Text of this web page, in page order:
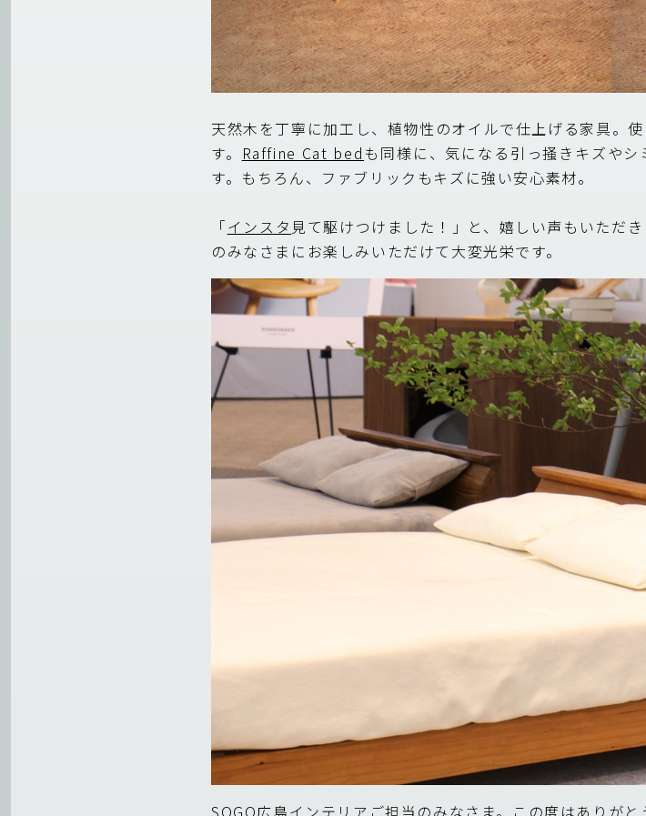
天然木を丁寧に加工し、植物性のオイルで仕上げる家具。
す。 Raffine Cat bed も同様に、気になる引っ掻きキズや
す。もちろん、ファブリックもキズに強い安心素材。
「インスタ 見て駆けつけました！」と、嬉しい声もいただ
のみなさまにお楽しみいただけて大変光栄です。
SOGO広島インテリアご担当のみなさま。この度はありがと